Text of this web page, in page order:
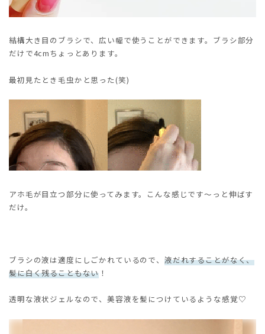
結構大き目のブラシで、広い幅で使うことができます。ブラシ部分
だけで4cmちょっとあります。
最初見たとき毛虫かと思った(笑)
アホ毛が目立つ部分に使ってみます。こんな感じです～っと伸ばす
だけ。
ブラシの液は適度にしごかれているので、 液だれすることがなく、
髪に白く残ることもない ！
透明な液状ジェルなので、美容液を髪につけているような感覚♡